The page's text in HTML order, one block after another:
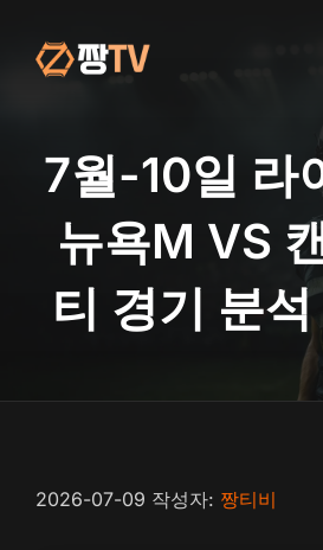
7월-10일 라
뉴욕M VS
티 경기 분
2026-07-09 작성자: 짱티비